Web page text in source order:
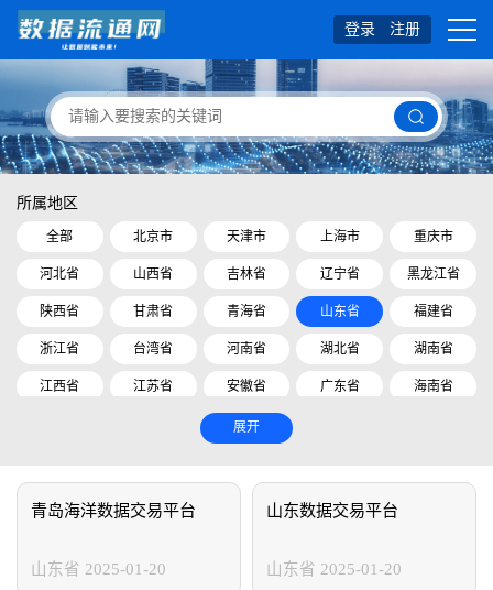
登录 注册
所属地区
全部 北京市 天津市 上海市 重庆市
河北省 山西省 吉林省 辽宁省 黑龙江省
陕西省 甘肃省 青海省 山东省 福建省
浙江省 台湾省 河南省 湖北省 湖南省
江西省 江苏省 安徽省 广东省 海南省
云南省
展开
青岛海洋数据交易平台
山东省 2025-01-20
山东数据交易平台
山东省 2025-01-20